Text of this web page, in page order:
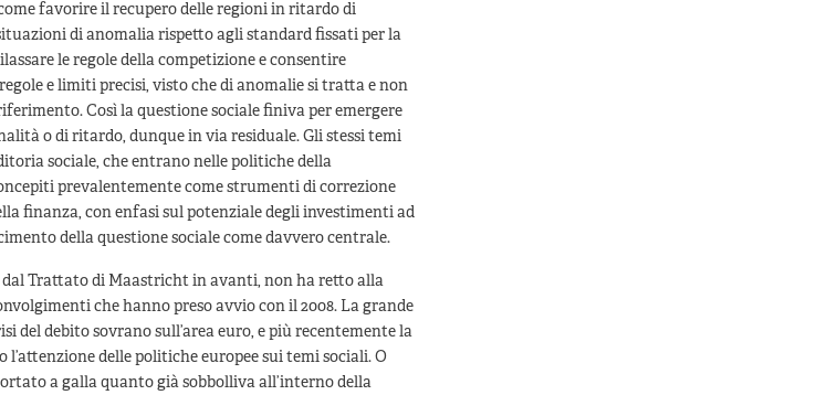
favorire il recupero delle regioni in ritardo di
di anomalia rispetto agli standard fissati per la
le regole della competizione e consentire
e limiti precisi, visto che di anomalie si tratta e non
Così la questione sociale finiva per emergere
o di ritardo, dunque in via residuale. Gli stessi temi
sociale, che entrano nelle politiche della
prevalentemente come strumenti di correzione
finanza, con enfasi sul potenziale degli investimenti ad
della questione sociale come davvero centrale.
Trattato di Maastricht in avanti, non ha retto alla
che hanno preso avvio con il 2008. La grande
del debito sovrano sull’area euro, e più recentemente la
delle politiche europee sui temi sociali. O
a galla quanto già sobbolliva all’interno della